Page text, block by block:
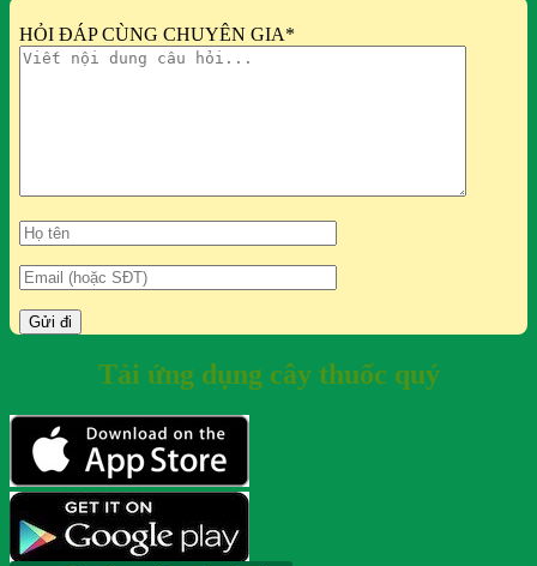
HỎI ĐÁP CÙNG CHUYÊN GIA*
Tải ứng dụng cây thuốc quý